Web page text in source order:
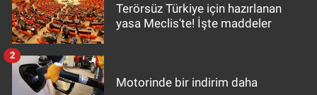
Terörsüz Türkiye için hazırlanan
yasa Meclis'te! İşte maddeler
Motorinde bir indirim daha
2